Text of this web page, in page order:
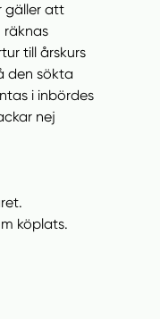
gäller att
räknas
till årskurs
den sökta
i inbördes
nej
köplats.